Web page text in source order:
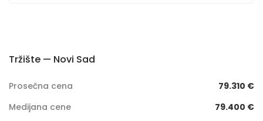
Tržište — Novi Sad
Prosečna cena
79.310 €
Medijana cene
79.400 €